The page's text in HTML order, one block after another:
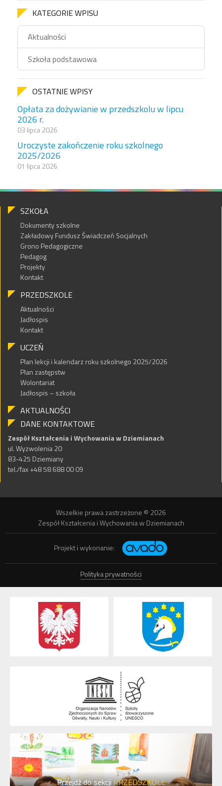
KATEGORIE WPISU
Aktualności
Szkoła podstawowa
OSTATNIE WPISY
Opłata za dożywianie w przedszkolu w lipcu
2026 r.
03 lipca 2026
Uroczyste zakończenie roku szkolnego
2025/2026
01 lipca 2026
SZKOŁA
Dokumenty szkolne
Zakładowy Fundusz Świadczeń Socjalnych
Grono Pedagogiczne
Pedagog
Projekty
Kontakt
PRZEDSZKOLE
Aktualności
Jadłospis
Kontakt
UCZEŃ
Plan lekcji i kalendarz roku szkolnego 2025/2026
Plan zastępstw
Wolontariat
Jadłospis – szkoła
AKTUALNOŚCI
DANE KONTAKTOWE
Zespół Kształcenia i Wychowania w Dziemianach
ul. Wyzwolenia 20
83-425 Dziemiany
tel./fax +48 58 688 00 09
Wszelkie prawa zastrzeżone © 2026
Zespół Kształcenia i Wychowania w Dziemianach
Projekt i wykonanie:
Polityka prywatności
Przejdź do sekcjiPRZEDSZKOLE